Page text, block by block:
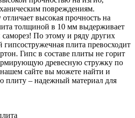
повреждениям.
высокая прочность на
толщиной в 10 мм выдерживает
саморез! По этому и ряду других
гипсостружечная плита превосходит
Гипс в составе плиты не горит
древесную стружку по
сайте вы можете найти и
плиту – надежный материал для